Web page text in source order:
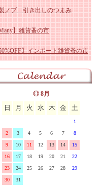
明器具
グランシュマン キッチン雑貨
グランシュマン ダンテルテー
ブルウェア
マニー GC ミュゲ・すずらん 陶
器
マニー グランシュマン エク
マニー GC ブロカントラベル
マニーGC ウッドクラフトアニ
マル
コントワール・デュ・ファミー
ユ
Fabrica ファブリカ
ー
イマン エマ 陶器、ホーロー
イマン プリンセスローズ
イマン ダイアナローズ 陶
器、ホーロー
イマン イザベラ 陶器
イマン クラリス 陶器、ホー
ロー
イマン ローズバスケット 陶
器、ホーロー
イマン ローレライ ガラス
イマンその他の雑貨
アンティーク 陶器雑貨
アンティーク その他
ノブ 引き出しのつまみ
】雑貨蚤の市
】インポート雑貨蚤の市
◎ 8月
日 月 火 水 木 金 土
1
2 3 4 5 6 7 8
9 10 11 12 13 14 15
16 17 18 19 20 21 22
23 24 25 26 27 28 29
30 31